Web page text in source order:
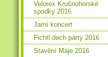
Velorex Krušnohorské
spodky 2016
Jarní koncert
Fichtl dech párty 2016
Stavění Máje 2016